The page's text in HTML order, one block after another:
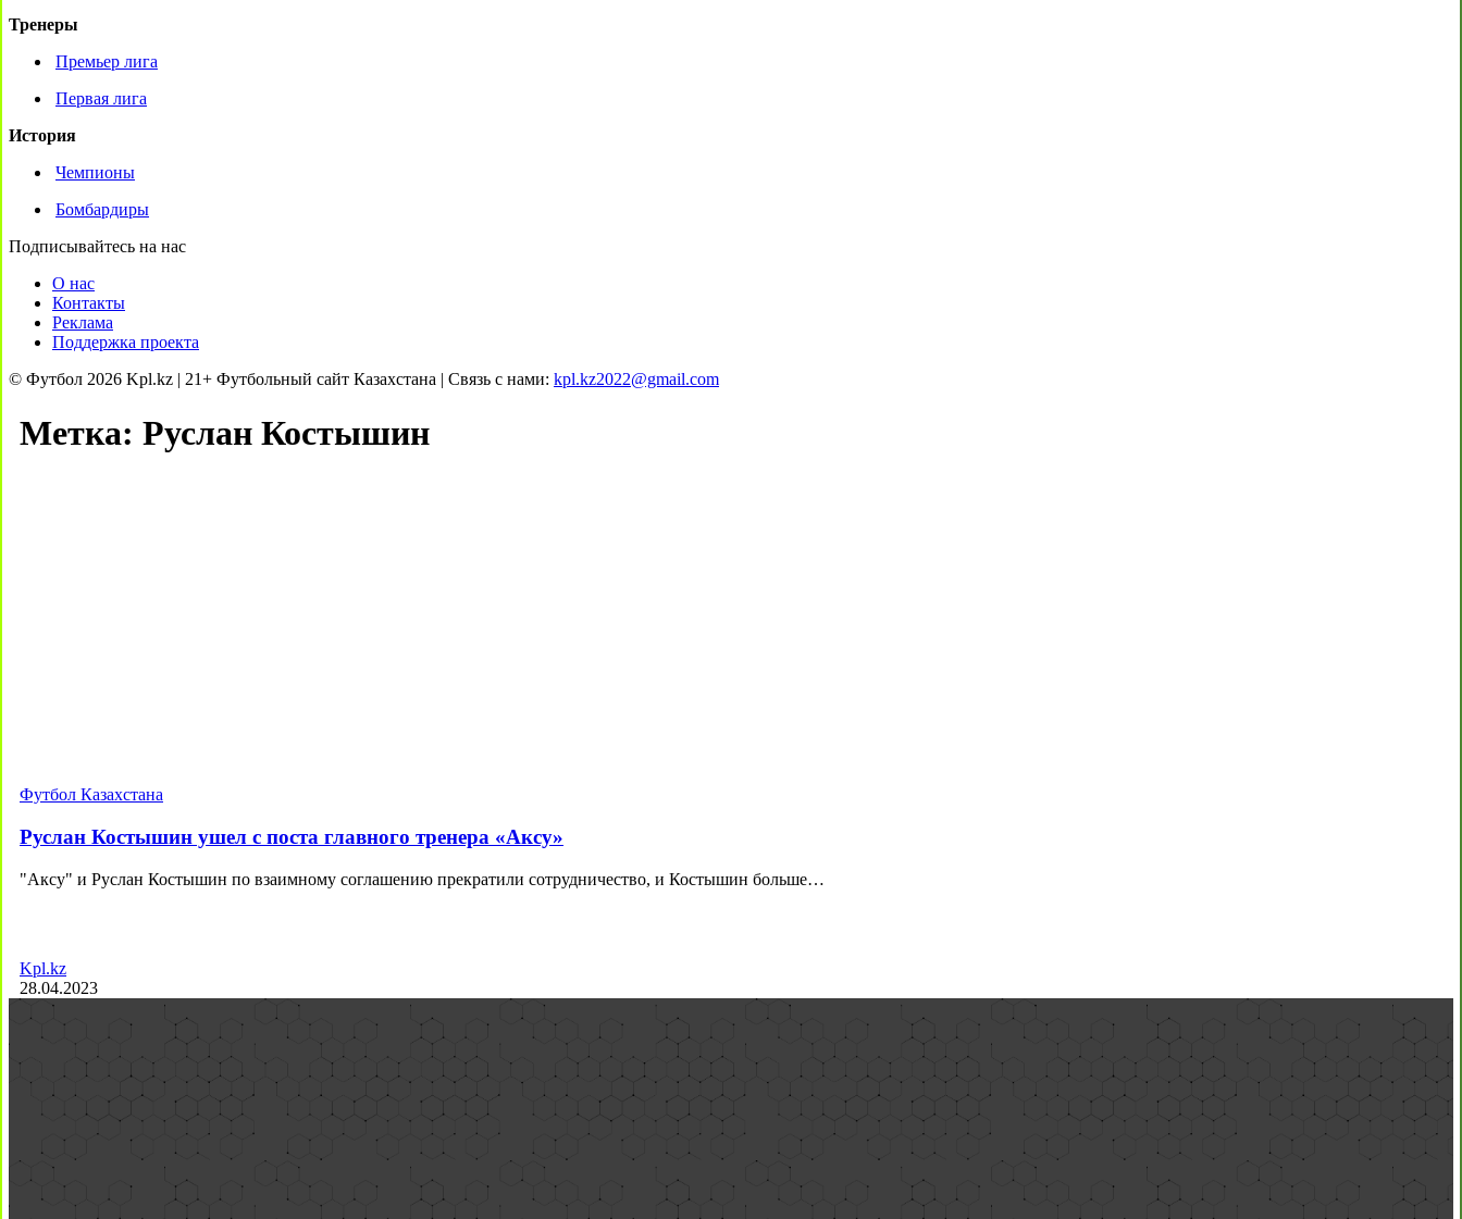
Тренеры
Премьер лига
Первая лига
История
Чемпионы
Бомбардиры
Подписывайтесь на нас
О нас
Контакты
Реклама
Поддержка проекта
© Футбол 2026 Kpl.kz | 21+ Футбольный сайт Казахстана | Связь с нами: kpl.kz2022@gmail.com
Метка: Руслан Костышин
Футбол Казахстана
Руслан Костышин ушел с поста главного тренера «Аксу»
"Аксу" и Руслан Костышин по взаимному соглашению прекратили сотрудничество, и Костышин больше…
Kpl.kz
28.04.2023